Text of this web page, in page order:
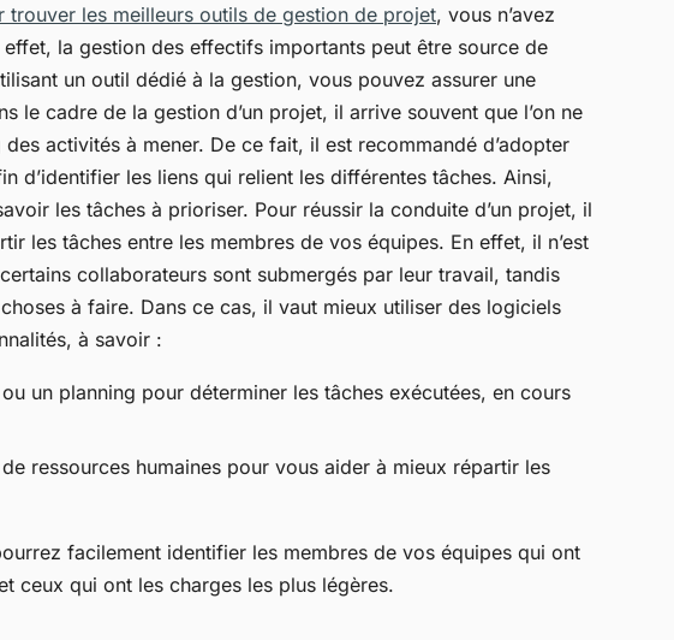
les meilleurs outils de gestion de projet, vous n’avez
effet, la gestion des effectifs importants peut être source de
un outil dédié à la gestion, vous pouvez assurer une
le cadre de la gestion d’un projet, il arrive souvent que l’on ne
activités à mener. De ce fait, il est recommandé d’adopter
d’identifier les liens qui relient les différentes tâches. Ainsi,
les tâches à prioriser. Pour réussir la conduite d’un projet, il
les tâches entre les membres de vos équipes. En effet, il n’est
collaborateurs sont submergés par leur travail, tandis
à faire. Dans ce cas, il vaut mieux utiliser des logiciels
à savoir :
ou un planning pour déterminer les tâches exécutées, en cours
ressources humaines pour vous aider à mieux répartir les
facilement identifier les membres de vos équipes qui ont
ceux qui ont les charges les plus légères.